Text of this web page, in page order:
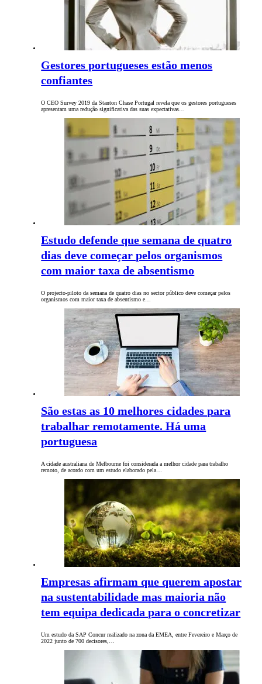
Gestores portugueses estão menos
confiantes
O CEO Survey 2019 da Stanton Chase Portugal revela que os gestores portugueses
apresentam uma redução significativa das suas expectativas…
Estudo defende que semana de quatro
dias deve começar pelos organismos
com maior taxa de absentismo
O projecto-piloto da semana de quatro dias no sector público deve começar pelos
organismos com maior taxa de absentismo e…
São estas as 10 melhores cidades para
trabalhar remotamente. Há uma
portuguesa
A cidade australiana de Melbourne foi considerada a melhor cidade para trabalho
remoto, de acordo com um estudo elaborado pela…
Empresas afirmam que querem apostar
na sustentabilidade mas maioria não
tem equipa dedicada para o concretizar
Um estudo da SAP Concur realizado na zona da EMEA, entre Fevereiro e Março de
2022 junto de 700 decisores,…